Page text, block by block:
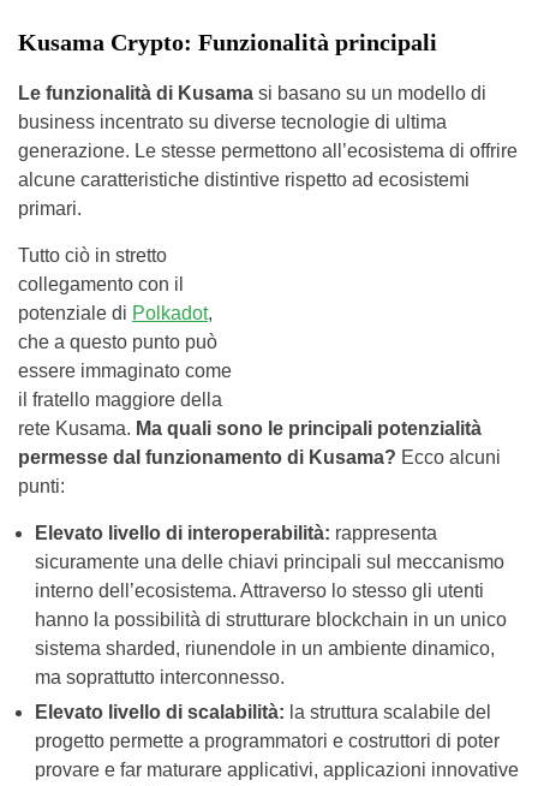
Kusama Crypto: Funzionalità principali
Le funzionalità di Kusama si basano su un modello di
business incentrato su diverse tecnologie di ultima
generazione. Le stesse permettono all’ecosistema di offrire
alcune caratteristiche distintive rispetto ad ecosistemi
primari.
Tutto ciò in stretto
collegamento con il
potenziale di Polkadot,
che a questo punto può
essere immaginato come
il fratello maggiore della
rete Kusama. Ma quali sono le principali potenzialità
permesse dal funzionamento di Kusama? Ecco alcuni
punti:
Elevato livello di interoperabilità: rappresenta
sicuramente una delle chiavi principali sul meccanismo
interno dell’ecosistema. Attraverso lo stesso gli utenti
hanno la possibilità di strutturare blockchain in un unico
sistema sharded, riunendole in un ambiente dinamico,
ma soprattutto interconnesso.
Elevato livello di scalabilità: la struttura scalabile del
progetto permette a programmatori e costruttori di poter
provare e far maturare applicativi, applicazioni innovative